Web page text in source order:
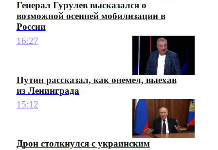
Генерал Гурулев высказался о
возможной осенней мобилизации в
России
16:27
Путин рассказал, как онемел, выехав
из Ленинграда
15:12
Дрон столкнулся с украинским